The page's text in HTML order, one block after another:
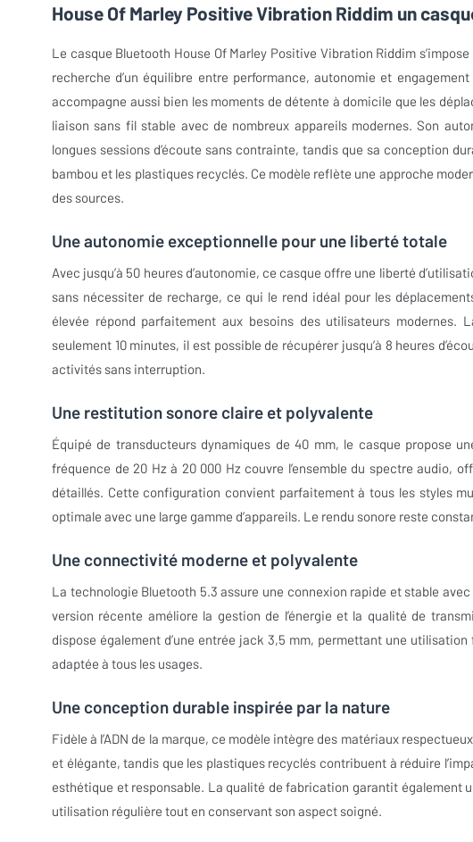
House Of Marley Positive Vibration Riddim un
Le casque Bluetooth House Of Marley Positive Vibration Riddim
recherche d’un équilibre entre performance, autonomie et
accompagne aussi bien les moments de détente à domicile que les
liaison sans fil stable avec de nombreux appareils modernes. Son
longues sessions d’écoute sans contrainte, tandis que sa conception
bambou et les plastiques recyclés. Ce modèle reflète une approche
des sources.
Une autonomie exceptionnelle pour une liberté totale
Avec jusqu’à 50 heures d’autonomie, ce casque offre une liberté
sans nécessiter de recharge, ce qui le rend idéal pour les
élevée répond parfaitement aux besoins des utilisateurs
seulement 10 minutes, il est possible de récupérer jusqu’à 8 heures
activités sans interruption.
Une restitution sonore claire et polyvalente
Équipé de transducteurs dynamiques de 40 mm, le casque propose
fréquence de 20 Hz à 20 000 Hz couvre l’ensemble du spectre audio,
détaillés. Cette configuration convient parfaitement à tous les styles
optimale avec une large gamme d’appareils. Le rendu sonore reste
Une connectivité moderne et polyvalente
La technologie Bluetooth 5.3 assure une connexion rapide et stable
version récente améliore la gestion de l’énergie et la qualité de
dispose également d’une entrée jack 3,5 mm, permettant une
adaptée à tous les usages.
Une conception durable inspirée par la nature
Fidèle à l’ADN de la marque, ce modèle intègre des matériaux
et élégante, tandis que les plastiques recyclés contribuent à réduire
esthétique et responsable. La qualité de fabrication garantit également
utilisation régulière tout en conservant son aspect soigné.